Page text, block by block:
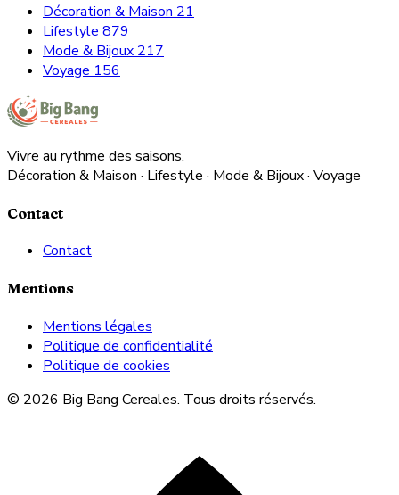
Décoration & Maison 21
Lifestyle 879
Mode & Bijoux 217
Voyage 156
Vivre au rythme des saisons.
Décoration & Maison · Lifestyle · Mode & Bijoux · Voyage
Contact
Contact
Mentions
Mentions légales
Politique de confidentialité
Politique de cookies
© 2026 Big Bang Cereales. Tous droits réservés.